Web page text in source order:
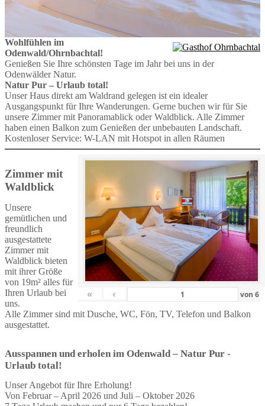
Wohlfühlen im
Odenwald/Ohrnbachtal!
Genießen Sie Ihre schönsten Tage im Jahr bei uns in der
Odenwälder Natur.
Natur Pur – Urlaub total!
Unser Haus direkt am Waldrand gelegen ist ein idealer
Ausgangspunkt für Ihre Wanderungen. Gerne buchen wir für Sie
unsere Zimmer mit Panoramablick oder Waldblick. Alle Zimmer
haben einen Balkon zum Genießen der unbebauten Landschaft.
Kostenloser Service: W-LAN mit Hotspot in allen Räumen
« ‹ von 6
Zimmer mit
Waldblick
Unsere
gemütlichen und
freundlich
ausgestattete
Zimmer mit
Waldblick bieten
mit ihrer Größe
von 19m² alles für
Ihren Urlaub bei
uns.
Alle Zimmer sind mit Dusche, WC, Fön, TV, Telefon und Balkon
ausgestattet.
Ausspannen und erholen im Odenwald – Natur Pur -
Urlaub total!
Unser Angebot für Ihre Erholung!
Von Februar – April 2026 und Juli – Oktober 2026